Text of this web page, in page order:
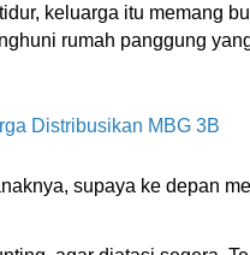
keluarga itu memang
rumah panggung
Distribusikan MBG 3B
supaya ke depan